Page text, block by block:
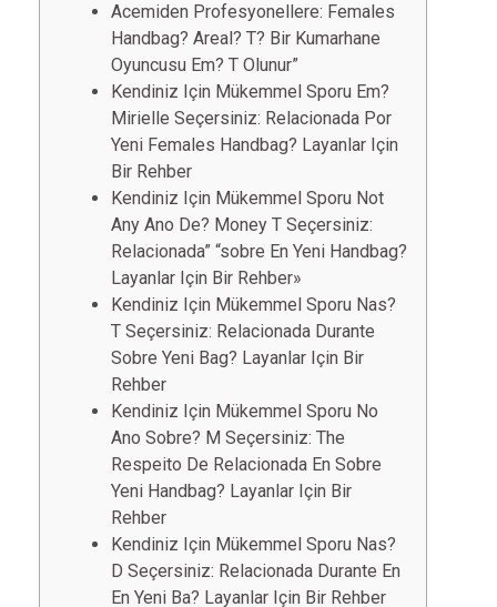
Acemiden Profesyonellere: Females
Handbag? Areal? T? Bir Kumarhane
Oyuncusu Em? T Olunur”
Kendiniz Için Mükemmel Sporu Em?
Mirielle Seçersiniz: Relacionada Por
Yeni Females Handbag? Layanlar Için
Bir Rehber
Kendiniz Için Mükemmel Sporu Not
Any Ano De? Money T Seçersiniz:
Relacionada” “sobre En Yeni Handbag?
Layanlar Için Bir Rehber»
Kendiniz Için Mükemmel Sporu Nas?
T Seçersiniz: Relacionada Durante
Sobre Yeni Bag? Layanlar Için Bir
Rehber
Kendiniz Için Mükemmel Sporu No
Ano Sobre? M Seçersiniz: The
Respeito De Relacionada En Sobre
Yeni Handbag? Layanlar Için Bir
Rehber
Kendiniz Için Mükemmel Sporu Nas?
D Seçersiniz: Relacionada Durante En
En Yeni Ba? Layanlar Için Bir Rehber